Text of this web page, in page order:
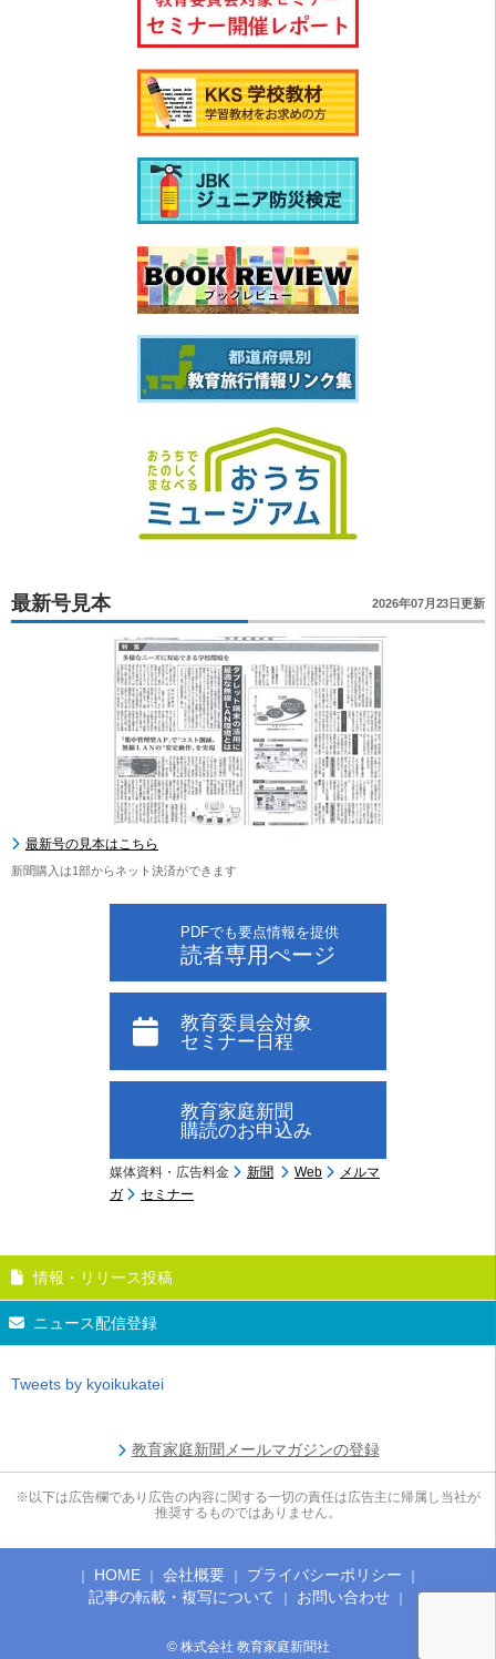
最新号見本 2026年07月23日更新
最新号の見本はこちら
新聞購入は1部からネット決済ができます
PDFでも要点情報を提供
読者専用ぺージ
教育委員会対象
セミナー日程
教育家庭新聞
購読のお申込み
媒体資料・広告料金 新聞 Web
メルマ
ガ
セミナー
情報・リリース投稿
ニュース配信登録
Tweets by kyoikukatei
教育家庭新聞メールマガジンの登録
※以下は広告欄であり広告の内容に関する一切の責任は広告主に帰属し当社が
推奨するものではありません。
© 株式会社 教育家庭新聞社
HOME 会社概要
プライバシーポリシー
記事の転載・複写について
お問い合わせ